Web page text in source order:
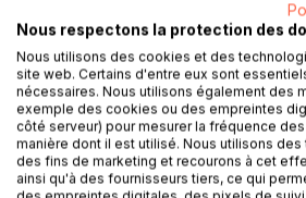
DESCRIPTION
Aînée de cinq frères et soeurs,
Nous respectons la protection des
Nous utilisons des cookies et des
site web. Certains d'entre eux sont
nécessaires. Nous utilisons également des
exemple des cookies ou des empreintes
côté serveur) pour mesurer la fréquence
manière dont il est utilisé. Nous utilisons
des fins de marketing et recourons à cet
ainsi qu'à des fournisseurs tiers, ce qui